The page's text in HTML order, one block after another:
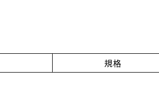
規格